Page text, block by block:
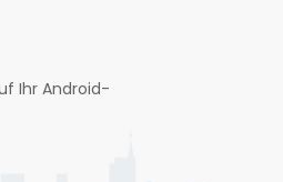
Ihr Android-